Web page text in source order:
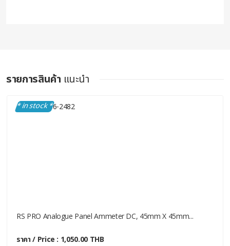
รายการสินค้า แนะนำ
* in stock *
RS PRO Analogue Panel Ammeter DC, 45mm X 45mm...
ราคา / Price : 1,050.00 THB